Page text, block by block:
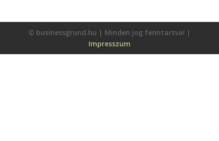
© businessgrund.hu | Minden jog fenntartva! |
Impresszum